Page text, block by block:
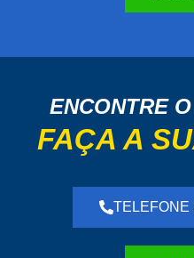
ENCONTRE
FAÇA A
TELEFONE